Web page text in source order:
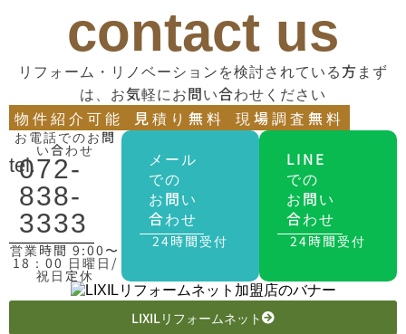
contact us
リフォーム・リノベーションを検討されている方まず
は、お気軽にお問い合わせください
物件紹介可能
見積り無料 現場調査無料
お電話でのお問
い合わせ
tel.
072-
838-
3333
営業時間 9:00〜
18：00 日曜日/
祝日定休
メール
での
お問い
合わせ
24時間受付
LINE
での
お問い
合わせ
24時間受付
LIXILリフォームネット